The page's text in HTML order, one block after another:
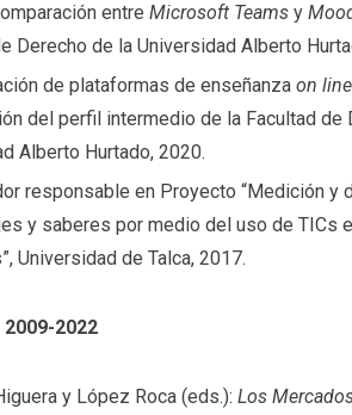
entreMicrosoft Teams y
Derecho de la Universidad Alberto
de plataformas de enseñanzaon
del perfil intermedio de la Facultad de
Alberto Hurtado, 2020.
responsable en Proyecto “Medición y
y saberes por medio del uso de TICs
Universidad de Talca, 2017.
2022
y López Roca (eds.):Los